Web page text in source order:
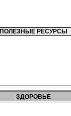
ПОЛЕЗНЫЕ РЕСУРСЫ
ЗДОРОВЬЕ